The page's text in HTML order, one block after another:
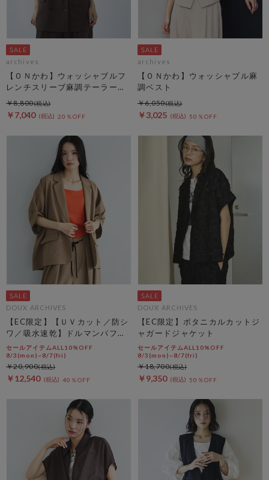
archives
【ＯＮかわ】ウォッシャブルフ
レンチスリーブ麻調テーラード
ＪＫ
￥7,040 20％OFF
￥8,800
archives
【ＯＮかわ】ウォッシャブル麻
調ベスト
￥3,025 50％OFF
￥6,050
DOUX ARCHIVES
【EC限定】【ＵＶカット／防シ
ワ／吸水速乾】ドルマンパフジ
ャケット
セールアイテムALL10%OFF
8/3(mon)~8/7(fri)
￥12,540 40％OFF
￥20,900
DOUX ARCHIVES
【EC限定】ボタニカルカットジ
ャガードジャケット
セールアイテムALL10%OFF
8/3(mon)~8/7(fri)
￥9,350 50％OFF
￥18,700